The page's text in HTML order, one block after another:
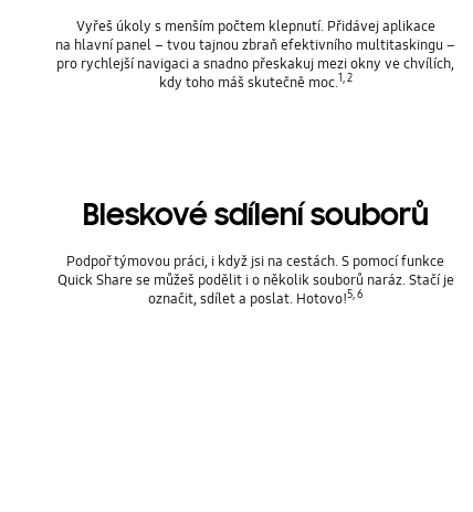
Vyřeš úkoly s menším počtem klepnutí. Přidávej aplikace
na hlavní panel – tvou tajnou zbraň efektivního multitaskingu –
pro rychlejší navigaci a snadno přeskakuj mezi okny ve chvílích,
kdy toho máš skutečně moc.1, 2
Bleskové sdílení souborů
Podpoř týmovou práci, i když jsi na cestách. S pomocí funkce
Quick Share se můžeš podělit i o několik souborů naráz. Stačí je
označit, sdílet a poslat. Hotovo!5, 6